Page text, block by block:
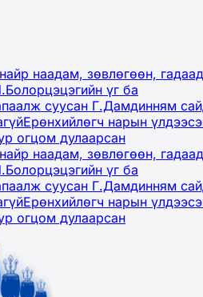
наадам, зөвлөгөөн,
үг ба
суусан Г.Дамдинням
Ерөнхийлөгч нарын
огцом дулаарсан
наадам, зөвлөгөөн,
үг ба
суусан Г.Дамдинням
Ерөнхийлөгч нарын
огцом дулаарсан